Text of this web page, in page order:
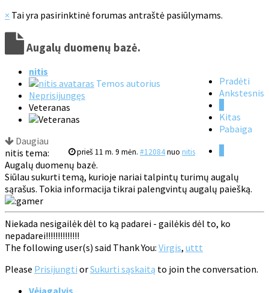
× Tai yra pasirinktinė forumas antraštė pasiūlymams.
Augalų duomenų bazė.
Pradėti
Ankstesnis
Kitas
Pabaiga
nitis
Temos autorius
Neprisijungęs
Veteranas
Daugiau
prieš 11 m. 9 mėn. #12084nuo nitis
nitis tema:
Augalų duomenų bazė.
Siūlau sukurti temą, kurioje nariai talpintų turimų augalų
sąrašus. Tokia informacija tikrai palengvintų augalų paiešką.
Niekada nesigailėk dėl to ką padarei - gailėkis dėl to, ko
nepadarei!!!!!!!!!!!!!!
The following user(s) said Thank You: Virgis, uttt
Please Prisijungti orSukurti sąskaitą to join the conversation.